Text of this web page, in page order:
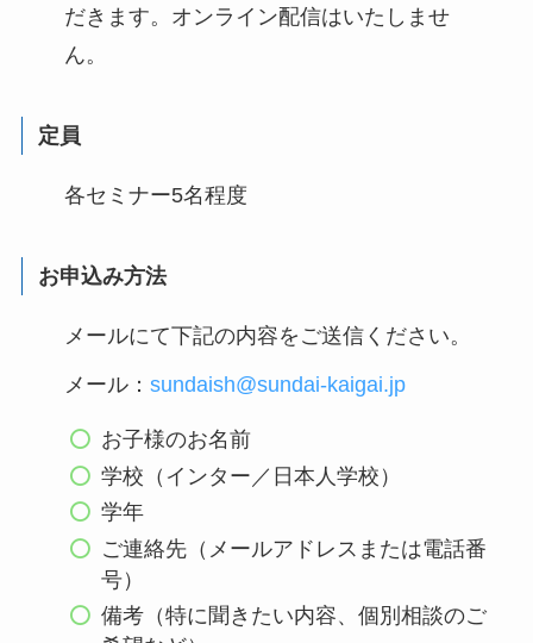
だきます。オンライン配信はいたしませ
ん。
定員
各セミナー5名程度
お申込み方法
メールにて下記の内容をご送信ください。
メール： sundaish@sundai-kaigai.jp
お子様のお名前
学校（インター／日本人学校）
学年
ご連絡先（メールアドレスまたは電話番
号）
備考（特に聞きたい内容、個別相談のご